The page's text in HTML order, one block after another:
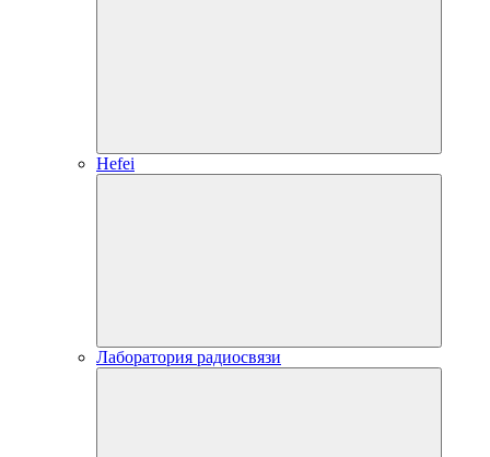
Hefei
Лаборатория радиосвязи